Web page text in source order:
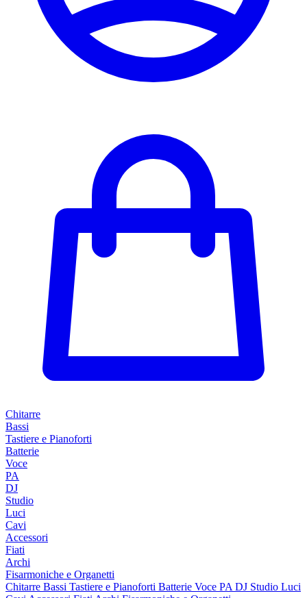
Chitarre
Bassi
Tastiere e Pianoforti
Batterie
Voce
PA
DJ
Studio
Luci
Cavi
Accessori
Fiati
Archi
Fisarmoniche e Organetti
Chitarre Bassi Tastiere e Pianoforti Batterie Voce PA DJ Studio Luci